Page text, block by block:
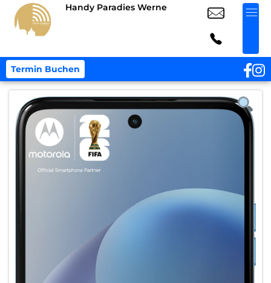
Handy Paradies Werne
Termin Buchen